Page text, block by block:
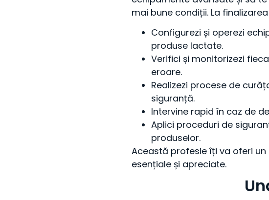
mai bune condiții. La
Configurezi și operezi
produse lactate.
Verifici și monitorizezi
eroare.
Realizezi procese de
siguranță.
Intervine rapid în caz de
Aplici proceduri de
produselor.
Această profesie îți va oferi
esențiale și apreciate.